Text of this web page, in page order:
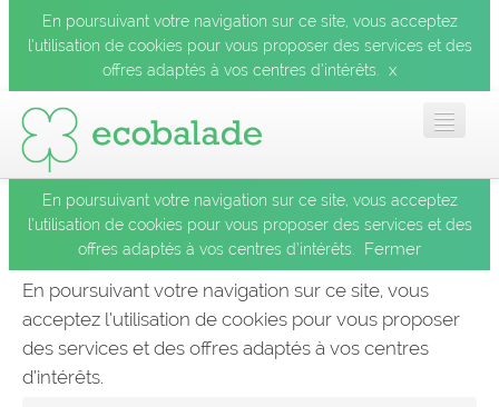
En poursuivant votre navigation sur ce site, vous acceptez
l’utilisation de cookies pour vous proposer des services et des
offres adaptés à vos centres d’intérêts.
x
Accueil
Les balades
Les espèces
En poursuivant votre navigation sur ce site, vous acceptez
l’utilisation de cookies pour vous proposer des services et des
offres adaptés à vos centres d’intérêts.
Fermer
En poursuivant votre navigation sur ce site, vous
acceptez l’utilisation de cookies pour vous proposer
des services et des offres adaptés à vos centres
d’intérêts.